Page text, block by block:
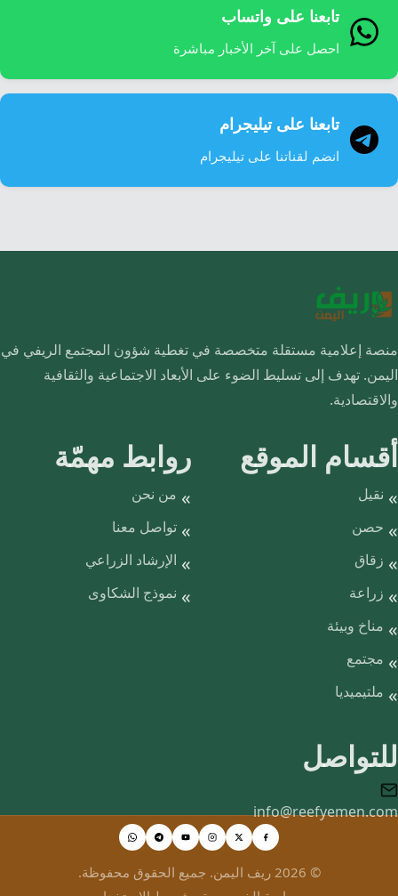
تابعنا على واتساب
احصل على آخر الأخبار مباشرة
تابعنا على تيليجرام
انضم لقناتنا على تيليجرام
منصة إعلامية مستقلة متخصصة في تغطية شؤون المجتمع الريفي في
اليمن. تهدف إلى تسليط الضوء على الأبعاد الاجتماعية والثقافية
والاقتصادية.
أقسام الموقع
نقيل
حصن
زقاق
زراعة
مناخ وبيئة
مجتمع
ملتيميديا
روابط مهمّة
من نحن
تواصل معنا
الإرشاد الزراعي
نموذج الشكاوى
للتواصل
info@reefyemen.com
© 2026 ريف اليمن. جميع الحقوق محفوظة.